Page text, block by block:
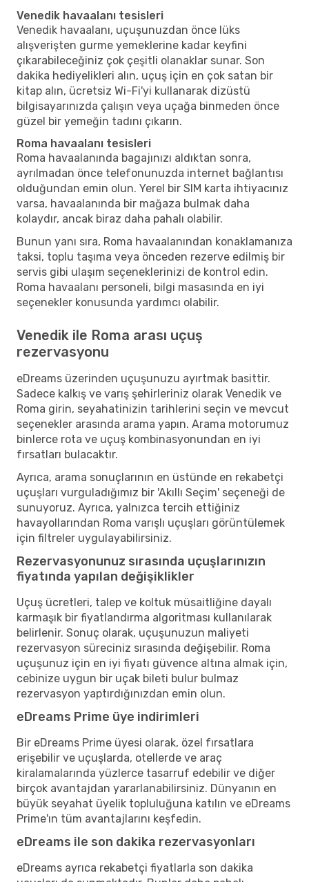
Venedik havaalanı tesisleri
Venedik havaalanı, uçuşunuzdan önce lüks
alışverişten gurme yemeklerine kadar keyfini
çıkarabileceğiniz çok çeşitli olanaklar sunar. Son
dakika hediyelikleri alın, uçuş için en çok satan bir
kitap alın, ücretsiz Wi-Fi'yi kullanarak dizüstü
bilgisayarınızda çalışın veya uçağa binmeden önce
güzel bir yemeğin tadını çıkarın.
Roma havaalanı tesisleri
Roma havaalanında bagajınızı aldıktan sonra,
ayrılmadan önce telefonunuzda internet bağlantısı
olduğundan emin olun. Yerel bir SIM karta ihtiyacınız
varsa, havaalanında bir mağaza bulmak daha
kolaydır, ancak biraz daha pahalı olabilir.
Bunun yanı sıra, Roma havaalanından konaklamanıza
taksi, toplu taşıma veya önceden rezerve edilmiş bir
servis gibi ulaşım seçeneklerinizi de kontrol edin.
Roma havaalanı personeli, bilgi masasında en iyi
seçenekler konusunda yardımcı olabilir.
Venedik ile Roma arası uçuş
rezervasyonu
eDreams üzerinden uçuşunuzu ayırtmak basittir.
Sadece kalkış ve varış şehirleriniz olarak Venedik ve
Roma girin, seyahatinizin tarihlerini seçin ve mevcut
seçenekler arasında arama yapın. Arama motorumuz
binlerce rota ve uçuş kombinasyonundan en iyi
fırsatları bulacaktır.
Ayrıca, arama sonuçlarının en üstünde en rekabetçi
uçuşları vurguladığımız bir 'Akıllı Seçim' seçeneği de
sunuyoruz. Ayrıca, yalnızca tercih ettiğiniz
havayollarından Roma varışlı uçuşları görüntülemek
için filtreler uygulayabilirsiniz.
Rezervasyonunuz sırasında uçuşlarınızın
fiyatında yapılan değişiklikler
Uçuş ücretleri, talep ve koltuk müsaitliğine dayalı
karmaşık bir fiyatlandırma algoritması kullanılarak
belirlenir. Sonuç olarak, uçuşunuzun maliyeti
rezervasyon süreciniz sırasında değişebilir. Roma
uçuşunuz için en iyi fiyatı güvence altına almak için,
cebinize uygun bir uçak bileti bulur bulmaz
rezervasyon yaptırdığınızdan emin olun.
eDreams Prime üye indirimleri
Bir eDreams Prime üyesi olarak, özel fırsatlara
erişebilir ve uçuşlarda, otellerde ve araç
kiralamalarında yüzlerce tasarruf edebilir ve diğer
birçok avantajdan yararlanabilirsiniz. Dünyanın en
büyük seyahat üyelik topluluğuna katılın ve eDreams
Prime'ın tüm avantajlarını keşfedin.
eDreams ile son dakika rezervasyonları
eDreams ayrıca rekabetçi fiyatlarla son dakika